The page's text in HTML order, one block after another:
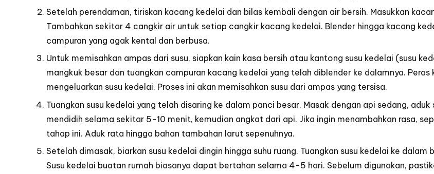
Setelah perendaman, tiriskan kacang kedelai dan bilas kembali dengan air bersih. Masukkan
Tambahkan sekitar 4 cangkir air untuk setiap cangkir kacang kedelai. Blender hingga kacang
campuran yang agak kental dan berbusa.
Untuk memisahkan ampas dari susu, siapkan kain kasa bersih atau kantong susu kedelai (susu
mangkuk besar dan tuangkan campuran kacang kedelai yang telah diblender ke dalamnya.
mengeluarkan susu kedelai. Proses ini akan memisahkan susu dari ampas yang tersisa.
Tuangkan susu kedelai yang telah disaring ke dalam panci besar. Masak dengan api sedang,
mendidih selama sekitar 5-10 menit, kemudian angkat dari api. Jika ingin menambahkan rasa,
tahap ini. Aduk rata hingga bahan tambahan larut sepenuhnya.
Setelah dimasak, biarkan susu kedelai dingin hingga suhu ruang. Tuangkan susu kedelai ke
Susu kedelai buatan rumah biasanya dapat bertahan selama 4-5 hari. Sebelum digunakan,